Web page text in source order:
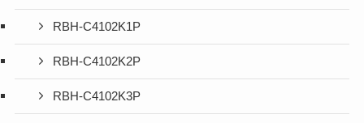
RBH-C4102K1P
RBH-C4102K2P
RBH-C4102K3P